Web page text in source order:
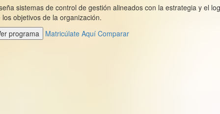
sistemas de control de gestión alineados con la estrategia y el
los objetivos de la organización.
programa
Matricúlate Aquí Comparar